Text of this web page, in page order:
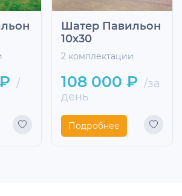
/
Шатер Павильон
10х30
2 комплектации
108 000 ₽ /за
день
Подробнее